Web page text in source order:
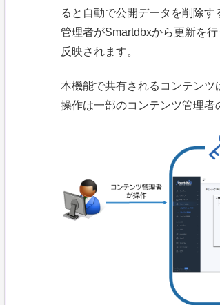
ると自動で公開データを削除す
管理者がSmartdbxから更新を
反映されます。
本機能で共有されるコンテン
操作は一部のコンテンツ管理者